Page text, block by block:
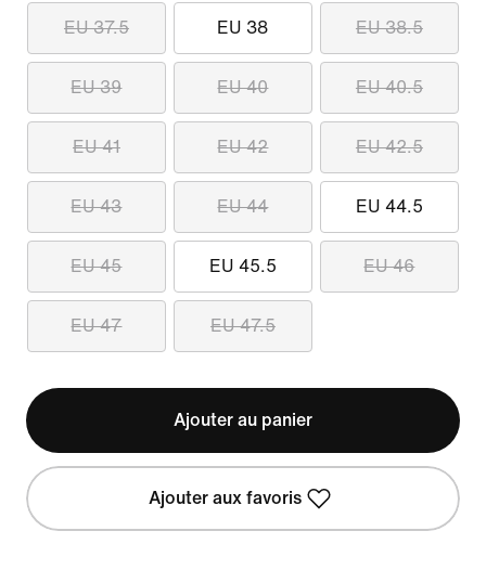
EU 37.5 EU 38 EU 38.5
EU 39 EU 40 EU 40.5
EU 41 EU 42 EU 42.5
EU 43 EU 44 EU 44.5
EU 45 EU 45.5 EU 46
EU 47 EU 47.5
Ajouter au panier
Ajouter aux favoris